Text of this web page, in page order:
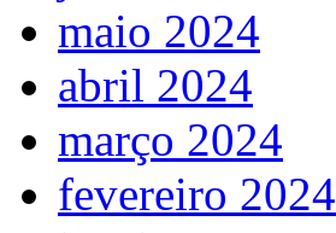
maio 2024
abril 2024
março 2024
fevereiro 2024